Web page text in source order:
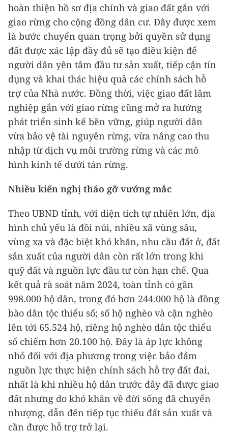
hoàn thiện hồ sơ địa chính và giao đất gắn với
giao rừng cho cộng đồng dân cư. Đây được xem
là bước chuyển quan trọng bởi quyền sử dụng
đất được xác lập đầy đủ sẽ tạo điều kiện để
người dân yên tâm đầu tư sản xuất, tiếp cận tín
dụng và khai thác hiệu quả các chính sách hỗ
trợ của Nhà nước. Đồng thời, việc giao đất lâm
nghiệp gắn với giao rừng cũng mở ra hướng
phát triển sinh kế bền vững, giúp người dân
vừa bảo vệ tài nguyên rừng, vừa nâng cao thu
nhập từ dịch vụ môi trường rừng và các mô
hình kinh tế dưới tán rừng.
Nhiều kiến nghị tháo gỡ vướng mắc
Theo UBND tỉnh, với diện tích tự nhiên lớn, địa
hình chủ yếu là đồi núi, nhiều xã vùng sâu,
vùng xa và đặc biệt khó khăn, nhu cầu đất ở, đất
sản xuất của người dân còn rất lớn trong khi
quỹ đất và nguồn lực đầu tư còn hạn chế. Qua
kết quả rà soát năm 2024, toàn tỉnh có gần
998.000 hộ dân, trong đó hơn 244.000 hộ là đồng
bào dân tộc thiểu số; số hộ nghèo và cận nghèo
lên tới 65.524 hộ, riêng hộ nghèo dân tộc thiểu
số chiếm hơn 20.100 hộ. Đây là áp lực không
nhỏ đối với địa phương trong việc bảo đảm
nguồn lực thực hiện chính sách hỗ trợ đất đai,
nhất là khi nhiều hộ dân trước đây đã được giao
đất nhưng do khó khăn về đời sống đã chuyển
nhượng, dẫn đến tiếp tục thiếu đất sản xuất và
cần được hỗ trợ trở lại.